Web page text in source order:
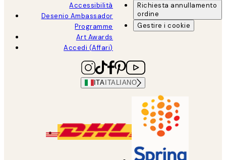
Accessibilità
Desenio Ambassador
Programme
Art Awards
Accedi (Affari)
Richiesta annullamento
ordine
Gestire i cookie
ITA ITALIANO